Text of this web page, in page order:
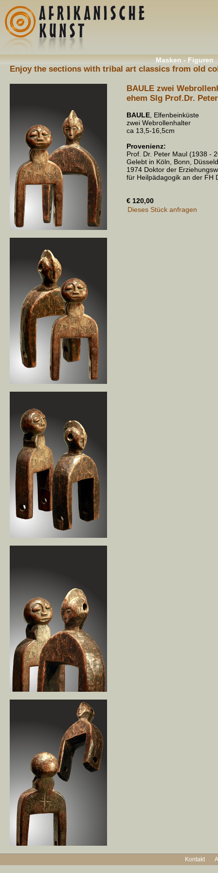
Masken - Figuren
Enjoy the sections with tribal art classics from old
BAULE zwei
ehem Slg Prof.Dr.
BAULE , Elfenbeinküste
zwei Webrollenhalter
ca 13,5-16,5cm
Provenienz:
Prof. Dr. Peter Maul (1938 -
Gelebt in Köln, Bonn,
1974 Doktor der
für Heilpädagogik an der FH
€ 120,00
Dieses Stück anfragen
Kontakt